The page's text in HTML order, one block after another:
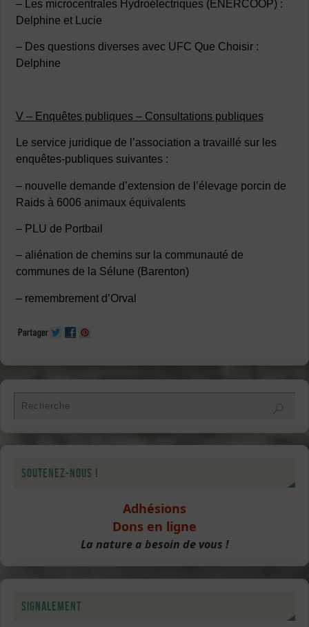
– Les microcentrales Hydroélectriques (ENERCOOP) :
Delphine et Lucie
– Des questions diverses avec UFC Que Choisir :
Delphine
V – Enquêtes publiques – Consultations publiques
Le service juridique de l’association a travaillé sur les
enquêtes-publiques suivantes :
– nouvelle demande d’extension de l’élevage porcin de
Raids à 6006 animaux équivalents
– PLU de Portbail
– aliénation de chemins sur la communauté de
communes de la Sélune (Barenton)
– remembrement d’Orval
Soutenez-nous !
Adhésions
Dons en ligne
La nature a besoin de vous !
Signalement